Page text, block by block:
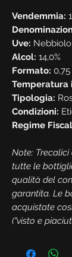
Vendemmia:
Uve: Nebbiolo
Alcol: 14,0%
Formato: 0,75
Temperatura
Tipologia:
Condizioni:
Regime
Note: Trecalici
tutte le
qualità del
garantita. Le
acquistate
("visto e